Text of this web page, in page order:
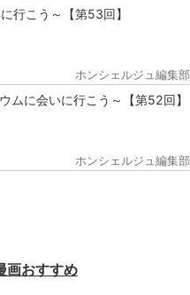
行こう～【第53回】
ホンシェルジュ編集部
ムに会いに行こう～【第52回】
ホンシェルジュ編集部
画おすすめ